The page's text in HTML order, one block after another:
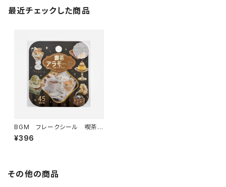
最近チェックした商品
BGM フレークシール 喫茶ア
ラモード・黒 BS-FG124
¥396
その他の商品